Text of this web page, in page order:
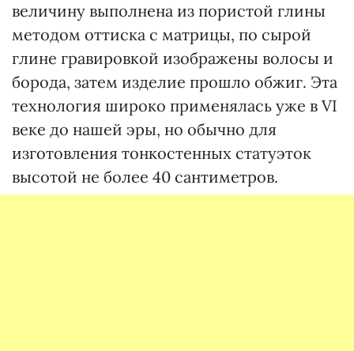
величину выполнена из пористой глины
методом оттиска с матрицы, по сырой
глине гравировкой изображены волосы и
борода, затем изделие прошло обжиг. Эта
технология широко применялась уже в VI
веке до нашей эры, но обычно для
изготовления тонкостенных статуэток
высотой не более 40 сантиметров.